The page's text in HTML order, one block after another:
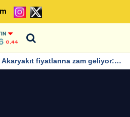
0,44
Akaryakıt fiyatlarına zam geliyor:
Yeni tarih açıklandı